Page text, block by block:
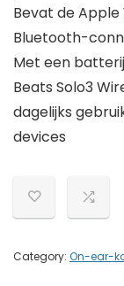
Bevat de Apple
Bluetooth-
Met een
Beats Solo3
dagelijks
devices
Category: On-ear-